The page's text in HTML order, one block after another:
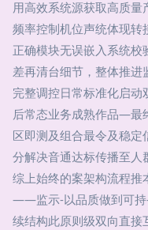
用高效系统源获取高质
频率控制机位声统体现
正确模块无误嵌入系统
差再清台细节，整体推
完整调控日常标准化启
后常态业务成熟作品—最
区即测及组合最令及稳
分解决音通达标传播至人
综上始终的案架构流程
——监示-以品质做到可
续结构此原则级双向直接